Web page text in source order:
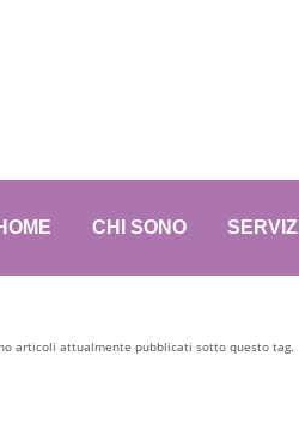
CHI SONO SERVIZI
articoli attualmente pubblicati sotto questo tag.